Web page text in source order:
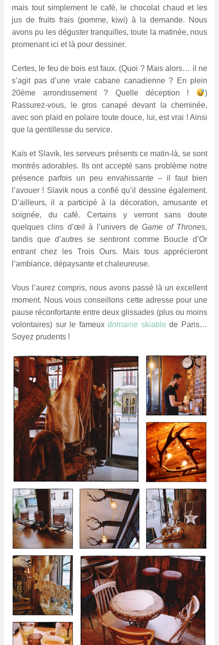
mais tout simplement le café, le chocolat chaud et les
jus de fruits frais (pomme, kiwi) à la demande. Nous
avons pu les déguster tranquilles, toute la matinée, nous
promenant ici et là pour dessiner.
Certes, le feu de bois est faux. (Quoi ? Mais alors… il ne
s’agit pas d’une vraie cabane canadienne ? En plein
20ème arrondissement ? Quelle déception !
)
Rassurez-vous, le gros canapé devant la cheminée,
avec son plaid en polaire toute douce, lui, est vrai ! Ainsi
que la gentillesse du service.
Kaïs et Slavik, les serveurs présents ce matin-là, se sont
montrés adorables. Ils ont accepté sans problème notre
présence parfois un peu envahissante – il faut bien
l’avouer ! Slavik nous a confié qu’il dessine également.
D’ailleurs, il a participé à la décoration, amusante et
soignée, du café. Certains y verront sans doute
quelques clins d’œil à l’univers deGame of Thrones,
tandis que d’autres se sentiront comme Boucle d’Or
entrant chez les Trois Ours. Mais tous apprécieront
l’ambiance, dépaysante et chaleureuse.
Vous l’aurez compris, nous avons passé là un excellent
moment. Nous vous conseillons cette adresse pour une
pause réconfortante entre deux glissades (plus ou moins
volontaires) sur le fameuxdomaine skiable de Paris…
Soyez prudents !